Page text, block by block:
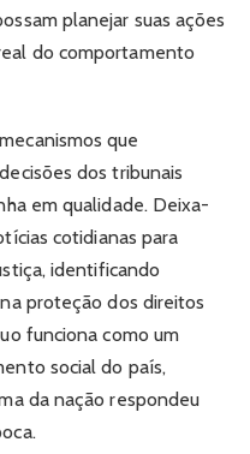
planejar suas ações
do comportamento
que
dos tribunais
em qualidade. Deixa-
cotidianas para
identificando
proteção dos direitos
funciona como um
social do país,
da nação respondeu